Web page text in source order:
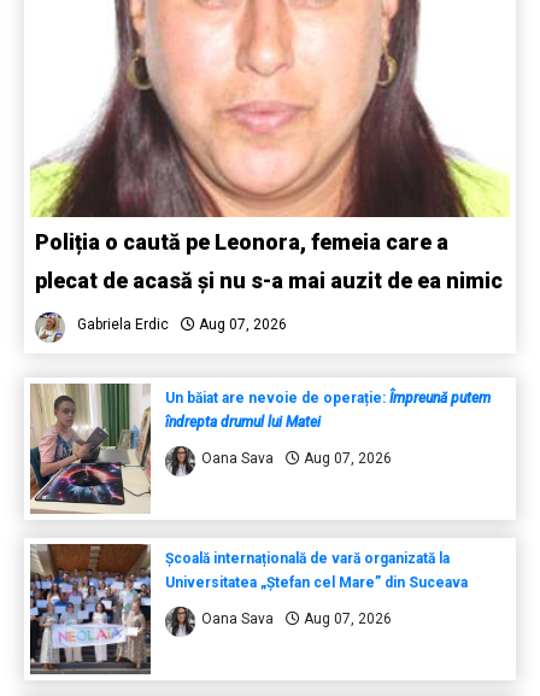
Poliția o caută pe Leonora, femeia care a
plecat de acasă și nu s-a mai auzit de ea nimic
Gabriela Erdic Aug 07, 2026
Un băiat are nevoie de operație: Împreună putem
îndrepta drumul lui Matei
Oana Sava Aug 07, 2026
Școală internațională de vară organizată la
Universitatea „Ștefan cel Mare” din Suceava
Oana Sava Aug 07, 2026